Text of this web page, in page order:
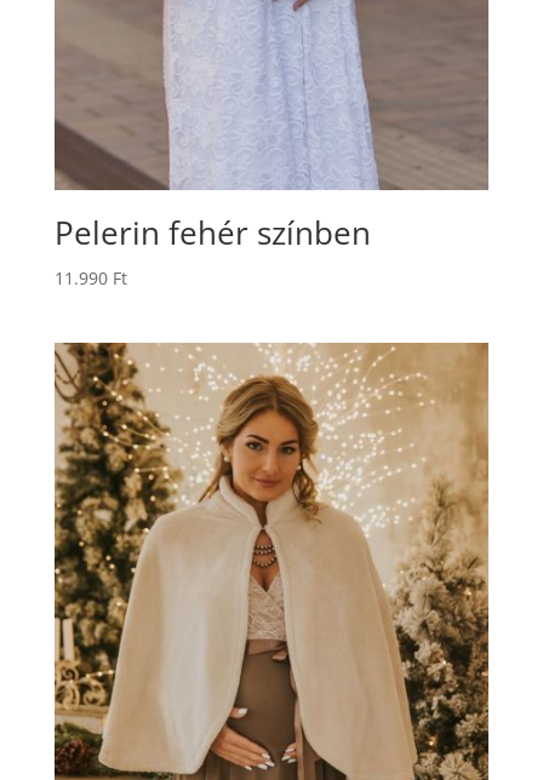
Pelerin fehér színben
11.990 Ft